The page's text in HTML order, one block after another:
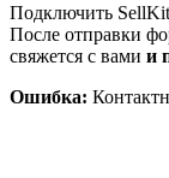
Подключить
После отправки
свяжется с вами и
Ошибка: